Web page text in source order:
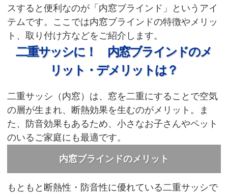
スすると便利なのが「内窓ブラインド」というアイ
テムです。ここでは内窓ブラインドの特徴やメリッ
ト、取り付け方などをご紹介します。
二重サッシに！ 内窓ブラインドのメ
リット・デメリットは？
二重サッシ（内窓）は、窓を二重にすることで空気
の層が生まれ、断熱効果を生むのがメリット。ま
た、防音効果もあるため、小さなお子さんやペット
のいるご家庭にも最適です。
内窓ブラインドのメリット
もともと断熱性・防音性に優れている二重サッシで